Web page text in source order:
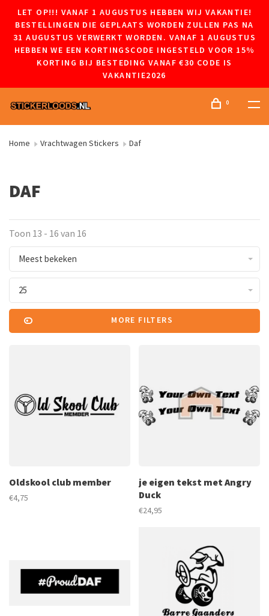
LET OP!!! VANAF 1 AUGUSTUS HEBBEN WIJ VAKANTIE!
BESTELLINGEN DIE GEPLAATS WORDEN ZULLEN PAS NA
31 AUGUSTUS VERWERKT WORDEN. VANAF 1 AUGUSTUS
HEBBEN WE EEN KORTINGSCODE INGESTELD VOOR 15%
KORTING BIJ BESTEDING VANAF €30 CODE IS
VAKANTIE2026
0
Home Vrachtwagen Stickers Daf
DAF
Toon 13 - 16 van 16
Meest bekeken
25
MORE FILTERS
Oldskool club member
€4,75
je eigen tekst met Angry
Duck
€24,95